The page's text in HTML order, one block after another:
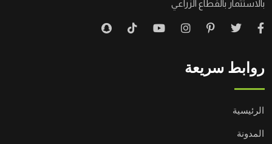
بالاستثمار بالقطاع الزراعي
روابط سريعة
الرئيسية
المدونة